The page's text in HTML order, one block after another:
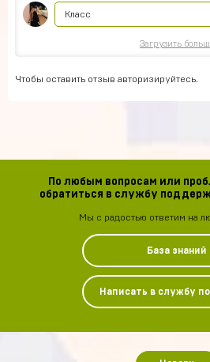
Класс
Загрузить
Чтобы оставить отзыв авторизируйтесь.
По любым вопросам или
обратиться в службу
Мы с радостью ответим на
База знаний
Написать в службу